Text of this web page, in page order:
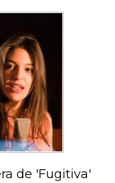
de 'Fugitiva'